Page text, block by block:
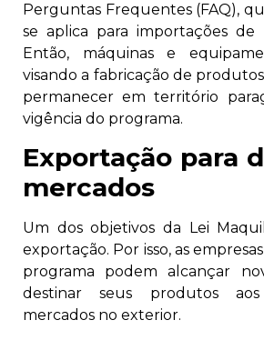
Perguntas Frequentes (FAQ),
se aplica para importações de
Então, máquinas e
visando a fabricação de
permanecer em território
vigência do programa.
Exportação para
mercados
Um dos objetivos da Lei
exportação. Por isso, as
programa podem alcançar
destinar seus produtos
mercados no exterior.